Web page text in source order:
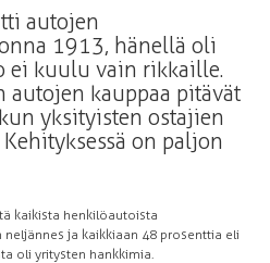
autojen
1913, hänellä oli
ei kuulu vain rikkaille.
autojen kauppaa pitävät
yksityisten ostajien
on paljon
kaikista henkilöautoista
ja kaikkiaan 48 prosenttia eli
oli yritysten hankkimia.